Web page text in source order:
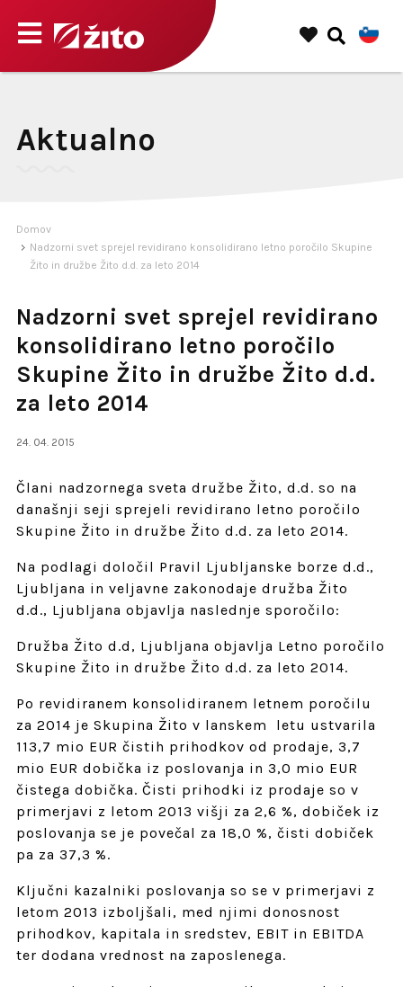
Aktualno
Domov
Nadzorni svet sprejel revidirano konsolidirano letno poročilo Skupine
Žito in družbe Žito d.d. za leto 2014
Nadzorni svet sprejel revidirano
konsolidirano letno poročilo
Skupine Žito in družbe Žito d.d.
za leto 2014
24. 04. 2015
Člani nadzornega sveta družbe Žito, d.d. so na
današnji seji sprejeli revidirano letno poročilo
Skupine Žito in družbe Žito d.d. za leto 2014.
Na podlagi določil Pravil Ljubljanske borze d.d.,
Ljubljana in veljavne zakonodaje družba Žito
d.d., Ljubljana objavlja naslednje sporočilo:
Družba Žito d.d, Ljubljana objavlja Letno poročilo
Skupine Žito in družbe Žito d.d. za leto 2014.
Po revidiranem konsolidiranem letnem poročilu
za 2014 je Skupina Žito v lanskem letu ustvarila
113,7 mio EUR čistih prihodkov od prodaje, 3,7
mio EUR dobička iz poslovanja in 3,0 mio EUR
čistega dobička. Čisti prihodki iz prodaje so v
primerjavi z letom 2013 višji za 2,6 %, dobiček iz
poslovanja se je povečal za 18,0 %, čisti dobiček
pa za 37,3 %.
Ključni kazalniki poslovanja so se v primerjavi z
letom 2013 izboljšali, med njimi donosnost
prihodkov, kapitala in sredstev, EBIT in EBITDA
ter dodana vrednost na zaposlenega.